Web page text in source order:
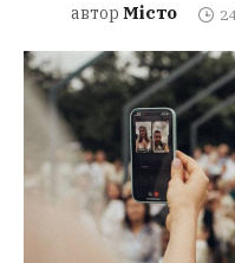
автор Місто